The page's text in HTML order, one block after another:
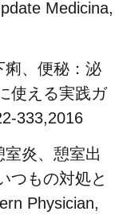
Medicina,
、便秘：泌
使える実践ガ
333,2016
炎、憩室出
つもの対処と
Physician,